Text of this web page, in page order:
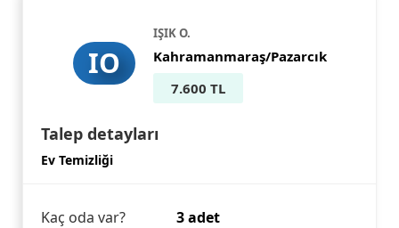
IO
IŞIK O.
Kahramanmaraş/Pazarcık
7.600 TL
Talep detayları
Ev Temizliği
Kaç oda var?
3 adet